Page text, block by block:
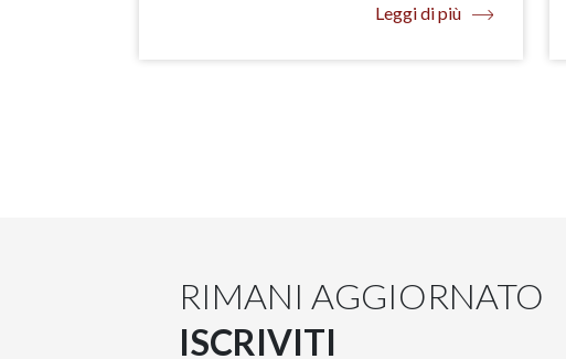
Leggi di più
RIMANI AGGIORNATO
ISCRIVITI